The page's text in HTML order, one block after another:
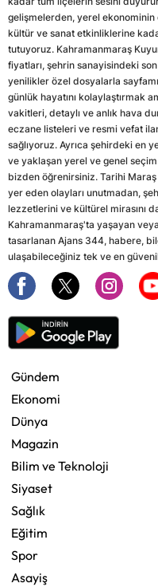
gelişmelerden, yerel
kültür ve sanat etkinliklerine
tutuyoruz. Kahramanmaraş
fiyatları, şehrin sanayisindeki
yenilikler özel dosyalarla
günlük hayatını kolaylaştırmak
vakitleri, detaylı ve anlık hava
eczane listeleri ve resmi vefat
sağlıyoruz. Ayrıca şehirdeki en
ve yaklaşan yerel ve genel
bizden öğrenirsiniz. Tarihi
yer eden olayları unutmadan,
lezzetlerini ve kültürel mirasını
Kahramanmaraş'ta yaşayan
tasarlanan Ajans 344, habere,
ulaşabileceğiniz tek ve en
Gündem
Ekonomi
Dünya
Magazin
Bilim ve Teknoloji
Siyaset
Sağlık
Eğitim
Spor
Asayiş